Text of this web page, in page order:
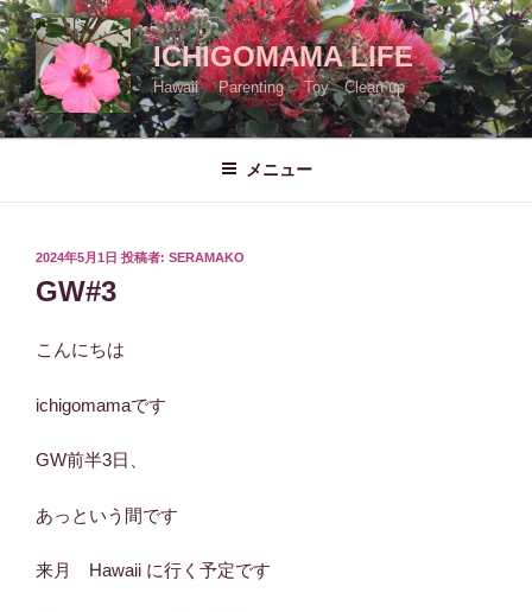
コ
ン
テ
ン
ツ
ICHIGOMAMA LIFE
Hawaii Parenting Toy Clean up
メニュー
投
稿
日:
2024年5月1日 投稿者: SERAMAKO
GW#3
こんにちは
ichigomamaです
GW前半3日、
あっという間です
来月 Hawaii に行く予定です